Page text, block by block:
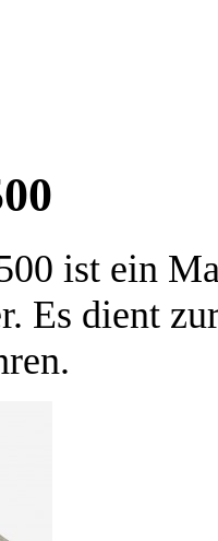
ist ein
Es dient